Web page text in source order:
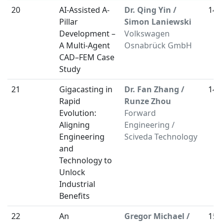
20
AI-Assisted A-
Pillar
Development –
A Multi-Agent
CAD–FEM Case
Study
Dr. Qing Yin /
Simon Laniewski
Volkswagen
Osnabrück GmbH
21
Gigacasting in
Rapid
Evolution:
Aligning
Engineering
and
Technology to
Unlock
Industrial
Benefits
Dr. Fan Zhang /
Runze Zhou
Forward
Engineering /
Sciveda Technology
22
An
Gregor Michael /